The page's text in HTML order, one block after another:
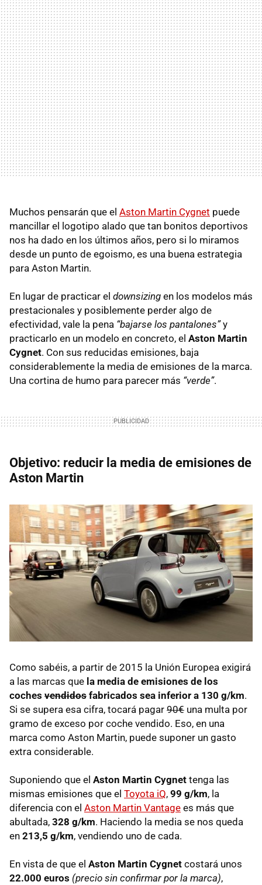
Muchos pensarán que el Aston Martin Cygnet puede
mancillar el logotipo alado que tan bonitos deportivos
nos ha dado en los últimos años, pero si lo miramos
desde un punto de egoismo, es una buena estrategia
para Aston Martin.
En lugar de practicar el downsizing en los modelos más
prestacionales y posiblemente perder algo de
efectividad, vale la pena “bajarse los pantalones”y
practicarlo en un modelo en concreto, el Aston Martin
Cygnet. Con sus reducidas emisiones, baja
considerablemente la media de emisiones de la marca.
Una cortina de humo para parecer más “verde”.
Objetivo: reducir la media de emisiones de
Aston Martin
Como sabéis, a partir de 2015 la Unión Europea exigirá
a las marcas que la media de emisiones de los
coches vendidos fabricados sea inferior a 130 g/km.
Si se supera esa cifra, tocará pagar 90€ una multa por
gramo de exceso por coche vendido. Eso, en una
marca como Aston Martin, puede suponer un gasto
extra considerable.
Suponiendo que el Aston Martin Cygnet tenga las
mismas emisiones que el Toyota iQ, 99 g/km, la
diferencia con el Aston Martin Vantage es más que
abultada, 328 g/km. Haciendo la media se nos queda
en 213,5 g/km, vendiendo uno de cada.
En vista de que el Aston Martin Cygnet costará unos
22.000 euros (precio sin confirmar por la marca),